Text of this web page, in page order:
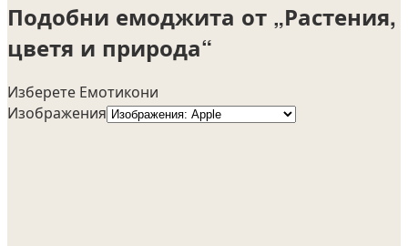
Подобни емоджита от „Растения,
цветя и природа“
Изберете Емотикони
Изображения